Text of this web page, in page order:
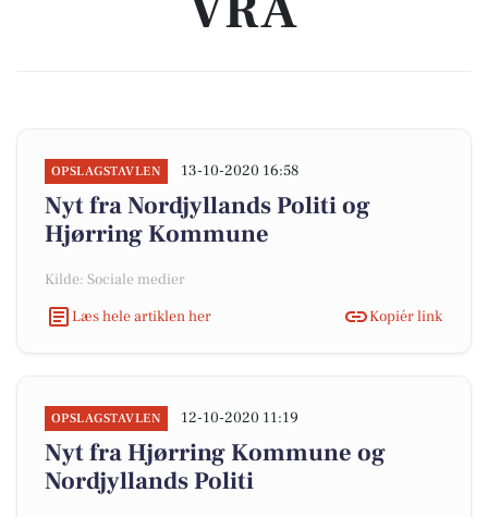
OPSLAGSTAVLEN 13-10-2020 16:58
Nyt fra Nordjyllands Politi og
Hjørring Kommune
Kilde: Sociale medier
Læs hele artiklen her
Kopiér link
OPSLAGSTAVLEN 12-10-2020 11:19
Nyt fra Hjørring Kommune og
Nordjyllands Politi